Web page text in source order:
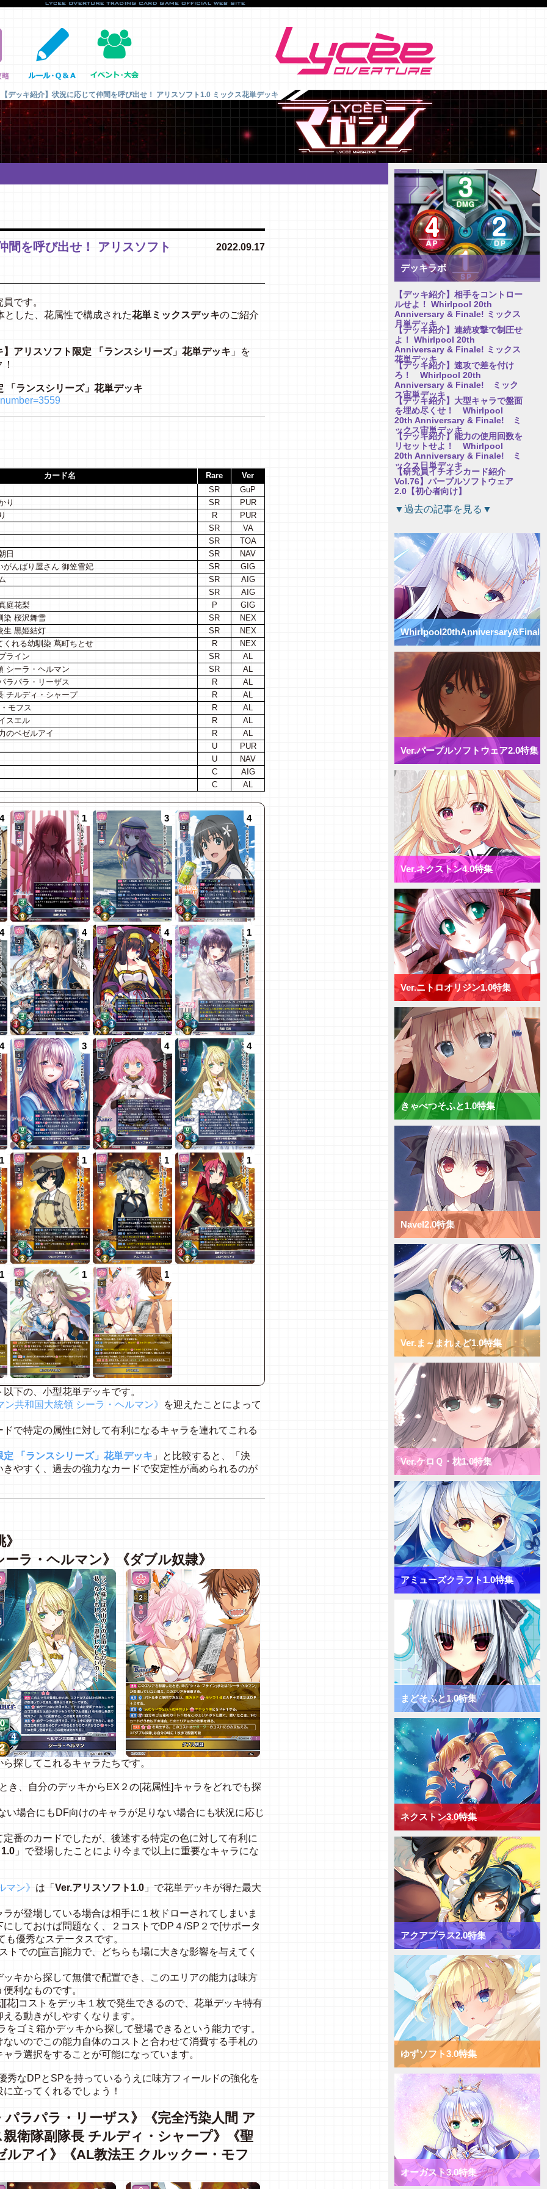
【デッキ紹介】状況に応じて仲間を呼び出せ！ アリスソフト1.0 ミックス花単デッキ
デッキラボ
【デッキ紹介】相手をコントロー
ルせよ！ Whirlpool 20th
Anniversary & Finale! ミックス
月単デッキ
【デッキ紹介】連続攻撃で制圧せ
よ！ Whirlpool 20th
Anniversary & Finale! ミックス
花単デッキ
【デッキ紹介】速攻で差を付け
ろ！ Whirlpool 20th
Anniversary & Finale! ミック
ス宙単デッキ
【デッキ紹介】大型キャラで盤面
を埋め尽くせ！ Whirlpool
20th Anniversary & Finale! ミ
ックス宙単デッキ
【デッキ紹介】能力の使用回数を
リセットせよ！ Whirlpool
20th Anniversary & Finale! ミ
ックス日単デッキ
【研究員イチオシカード紹介
Vol.76】パープルソフトウェア
2.0【初心者向け】
【研究員イチオシカード紹介
Vol.75】パープルソフトウェア
【研究員イチオシカード紹介
Vol.74】パープルソフトウェア
2.0【初心者向け】
【研究員イチオシカード紹介
Vol.73】パープルソフトウェア
2.0【初心者向け】
【研究員イチオシカード紹介
Vol.72】パープルソフトウェア
2.0【初心者向け】
【デッキ紹介】 様々な除去を駆
使して盤面崩壊！ パープルソフ
トウェア2.0 ミックス雪単デッ
【デッキ紹介】妨害と弱体化で動
きを制限せよ！ パープルソフト
ウェア2.0 ミックス月単デッキ
【デッキ紹介】 エリア多投で全
体強化！ パープルソフトウェア
2.0 ミックス花単デッキ
【デッキ紹介】 アイテム強化で
攻防一体！ パープルソフトウェ
ア2.0 ミックス宙単デッキ
【デッキ紹介】相打ち戦法でガン
ガン攻めろ！ パープルソフトウ
ェア2.0 ミックス日単デッキ
【研究員イチオシカード紹介
Vol.72】ネクストン4.0【初心者
向け】
【研究員イチオシカード紹介
Vol.71】ネクストン4.0【初心者
向け】
【デッキ紹介】AP強化と連続攻
撃で決めろ！ ネクストン4.0 ミ
ックス日単デッキ
【デッキ紹介】手札宣言能力で牽
制せよ！ ネクストン4.0 ミッ
クス宙単デッキ
【デッキ紹介】行動制限と速攻で
勝負を決めろ！ ネクストン
4.0 ミックス花単デッキ
【デッキ紹介】２種類の新エリア
を使い分けろ！ ネクストン4.0
ミックス月単デッキ
【デッキ紹介】[T]能力を活かし
て、バトルを制せ！ ネクストン
4.0 ミックス雪単デッキ
【研究員イチオシカード紹介
Vol.70】ニトロオリジン1.0【初
心者向け】
【研究員イチオシカード紹介
Vol.69】ニトロオリジン1.0【初
心者向け】
【研究員イチオシカード紹介
Vol.68】ニトロオリジン1.0【初
心者向け】
【研究員イチオシカード紹介
Vol.67】ニトロオリジン1.0【初
心者向け】
【研究員イチオシカード紹介
Vol.66】ニトロオリジン1.0【初
心者向け】
【デッキ紹介】小型キャラを全体
強化！ ニトロオリジン1.0 ミッ
クス日単デッキ
【デッキ紹介】超大型キャラで蹂
躙せよ！ ニトロオリジン1.0 ミ
ックス宙単デッキ
【デッキ紹介】サポートと移動で
攻め続けろ！ ニトロオリジン
1.0 ミックス花単デッキ
【デッキ紹介】超大型キャラへコ
ンバート！ ニトロオリジン1.0
ミックス月単デッキ
【デッキ紹介】盤面一掃で隙を突
け！ ニトロオリジン1.0 ミック
ス雪単デッキ
【初心者向けVol.38】「ターンリ
カバリー」「プリンシパル」「サ
プライズ」について
【初心者向けVol.37】「おうちで
リセ」をやってみよう！
【研究員イチオシカード紹介
Vol.65】きゃべつそふと1.0【初
心者向け】
【研究員イチオシカード紹介
Vol.64】きゃべつそふと1.0【初
心者向け】
【研究員イチオシカード紹介
Vol.63】きゃべつそふと1.0【初
心者向け】
【デッキ紹介】コスト大量発生！
きゃべつそふと1.0 ミックス日
単デッキ
【デッキ紹介】フィールド全体を
チャージ！ きゃべつそふと1.0
ミックス宙単デッキ
【デッキ紹介】サポートでDP上
昇！ きゃべつそふと1.0 ミック
ス花単デッキ
【デッキ紹介】相手の手札を減ら
して制圧！ きゃべつそふと1.0
ミックス月単デッキ
【デッキ紹介】能力値上昇と破棄
でフィールド圧倒！ きゃべつそ
ふと1.0 ミックス雪単デッキ
【デッキ紹介】ドローするかAP
強化か！ Navel2.0 ミックス日
単デッキ
【デッキ紹介】大型キャラを全体
強化！ Navel2.0 ミックス宙単
デッキ
【デッキ紹介】[手札宣言能力]を
連発！ Navel2.0 ミックス花単
デッキ
【デッキ紹介】対応して押し切
れ！ Navel2.0 ミックス月単デ
ッキ
【デッキ紹介】[T]能力を使い倒
してコントロール！ Navel2.0
ミックス雪単デッキ
【デッキ紹介】AP強化で速攻勝
負！ ま～まれぇど1.0 ミックス
日単デッキ
【デッキ紹介】大量コストで圧
倒！ ま～まれぇど1.0 ミックス
宙単デッキ
【デッキ紹介】能力値強化で一点
突破！ ま～まれぇど1.0 ミック
ス花単デッキ
【デッキ紹介】エリアの大量配置
で能力値操作！ ま～まれぇど
1.0 ミックス月単デッキ
【デッキ紹介】相手のキャラを破
棄して強化！ ま～まれぇど1.0
ミックス雪単デッキ
【初心者向けVol.36】それぞれの
カード種類についてご紹介！
【研究員イチオシカード紹介
Vol.59】ケロＱ・枕1.0【初心者
▼過去の記事を見る▼
Whirlpool20thAnniversary&Finale!
特集
Ver.パープルソフトウェア2.0特集
Ver.ネクストン4.0特集
Ver.ニトロオリジン1.0特集
きゃべつそふと1.0特集
Navel2.0特集
Ver.ま～まれぇど1.0特集
Ver.ケロＱ・枕1.0特集
アミューズクラフト1.0特集
まどそふと1.0特集
ネクストン3.0特集
アクアプラス2.0特集
ゆずソフト3.0特集
オーガスト3.0特集
間を呼び出せ！ アリスソフト 2022.09.17
員です。
とした、花属性で構成された花単ミックスデッキのご紹介
】アリスソフト限定 「ランスシリーズ」花単デッキ 」を
「ランスシリーズ」花単デッキ
カード名 Rare
Ver
SR
GuP
り
SR
PUR
R
PUR
SR
VA
SR
TOA
日
SR
NAV
がんばり屋さん 御笠雪妃
SR
GIG
SR
AIG
SR
AIG
庭花梨
P
GIG
染 桜沢舞雪
SR
NEX
生 黒姫結灯
SR
NEX
くれる幼馴染 蔦町ちとせ
R
NEX
ライン
SR
AL
シーラ・ヘルマン
SR
AL
ラパラ・リーザス
R
AL
チルディ・シャープ
R
AL
モフス
R
AL
スエル
R
AL
のベゼルアイ
R
AL
U
PUR
U
NAV
C
AIG
C
AL
4 1 3 4
4 4 4 1
4 3 4 4
1 1 1 1
1 1 1
下の、小型花単デッキです。
ン共和国大統領 シーラ・ヘルマン》
を迎えたことによって
で特定の属性に対して有利になるキャラを連れてこれる
「ランスシリーズ」花単デッキ 」と比較すると、「決
やすく、過去の強力なカードで安定性が高められるのが
ラ・ヘルマン》《ダブル奴隷》
探してこれるキャラたちです。
き、自分のデッキからEX２の[花属性]キャラをどれでも探
い場合にもDF向けのキャラが足りない場合にも状況に応じ
番のカードでしたが、後述する特定の色に対して有利に
」で登場したことにより今まで以上に重要なキャラにな
ン》 は「 Ver.アリスソフト1.0 」で花単デッキが得た最大
が登場している場合は相手に１枚ドローされてしまいま
しておけば問題なく、２コストでDP４/SP２で[サポータ
優秀なステータスです。
トでの[宣言]能力で、どちらも場に大きな影響を与えてく
ッキから探して無償で配置でき、このエリアの能力は味方
利なものです。
花]コストをデッキ１枚で発生できるので、花単デッキ特有
る動きがしやすくなります。
ゴミ箱かデッキから探して登場できるという能力です。
いのでこの能力自体のコストと合わせて消費する手札の
ラ選択をすることが可能になっています。
秀なDPとSPを持っているうえに味方フィールドの強化を
立ってくれるでしょう！
ラパラ・リーザス》《完全汚染人間 ア
衛隊副隊長 チルディ・シャープ》《聖
ルアイ》《AL教法王 クルックー・モフ